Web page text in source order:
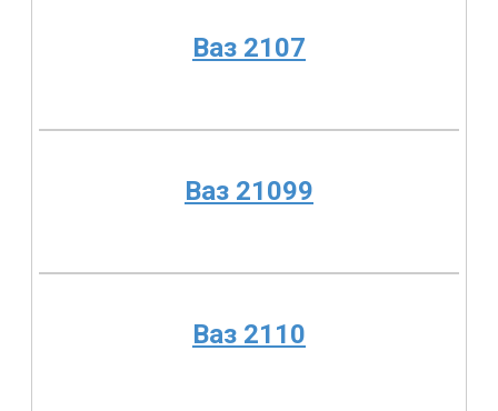
Ваз 2107
Ваз 21099
Ваз 2110